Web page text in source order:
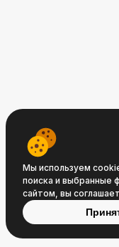
Условия
обслуживания
Мы используем
поиска и выбранные
сайтом, вы